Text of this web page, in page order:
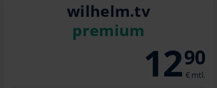
wilhelm.tv
premium
1290